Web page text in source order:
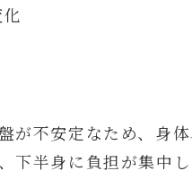
が不安定なため、身
下半身に負担が集中